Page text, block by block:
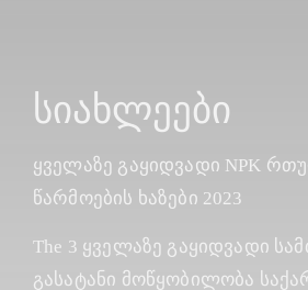
Სიახლეები
ყველაზე გაყიდვადი NPK
წარმოების ხაზები 2023
The 3 ყველაზე გაყიდვადი
გასატანი მოწყობილობა